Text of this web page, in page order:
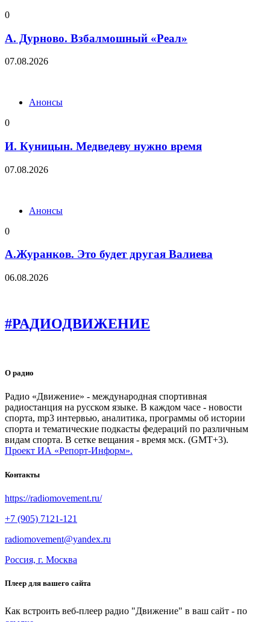
0
А. Дурново. Взбалмошный «Реал»
07.08.2026
Анонсы
0
И. Куницын. Медведеву нужно время
07.08.2026
Анонсы
0
А.Журанков. Это будет другая Валиева
06.08.2026
#РАДИОДВИЖЕНИЕ
О радио
Радио «Движение» - международная спортивная
радиостанция на русском языке. В каждом часе - новости
спорта, mp3 интервью, аналитика, программы об истории
спорта и тематические подкасты федераций по различным
видам спорта. В сетке вещания - время мск. (GMT+3).
Проект ИА «Репорт-Информ».
Контакты
https://radiomovement.ru/
+7 (905) 7121-121
radiomovement@yandex.ru
Россия, г. Москва
Плеер для вашего сайта
Как встроить веб-плеер радио "Движение" в ваш сайт - по